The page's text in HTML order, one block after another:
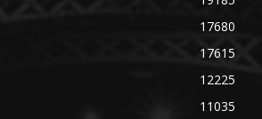
17680
17615
12225
11035